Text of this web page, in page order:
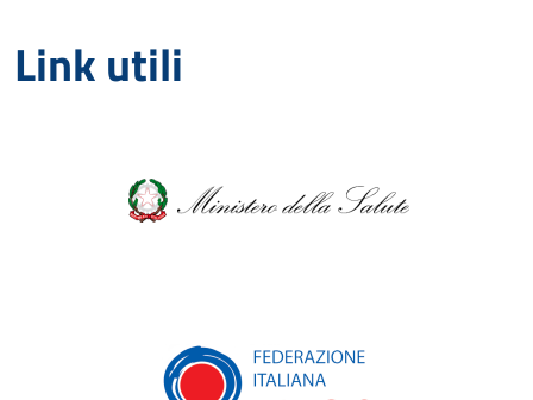
Link utili